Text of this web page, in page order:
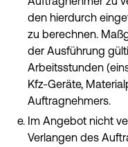
den hierdurch
zu berechnen.
der Ausführung
Arbeitsstunden
Kfz-Geräte,
Auftragnehmers.
Im Angebot nicht
Verlangen des